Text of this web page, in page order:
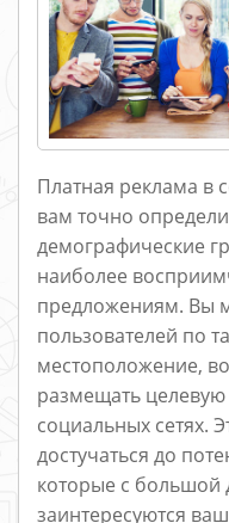
Платная реклама в
вам точно
демографические
наиболее
предложениям. Вы
пользователей по
местоположение,
размещать
социальных сетях.
достучаться до
которые с большой
заинтересуются